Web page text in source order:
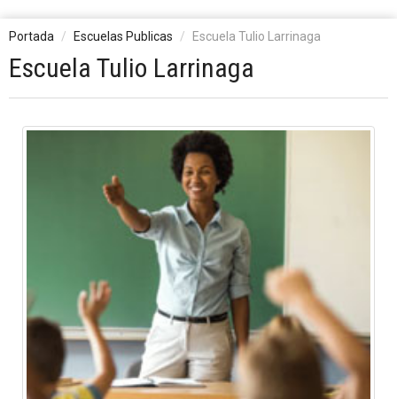
Portada Escuelas Publicas Escuela Tulio Larrinaga
Escuela Tulio Larrinaga